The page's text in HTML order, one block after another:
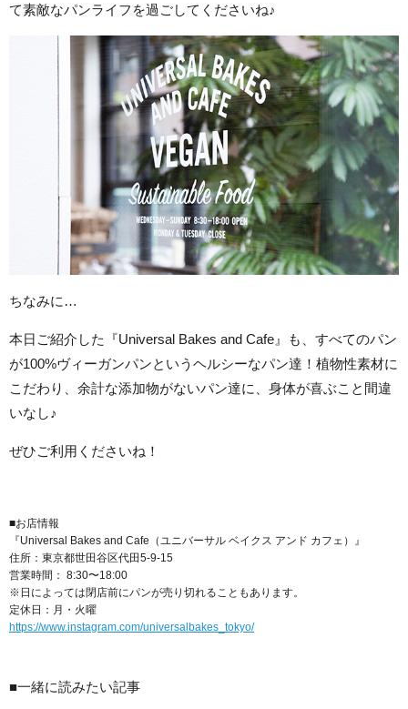
て素敵なパンライフを過ごしてくださいね♪
ちなみに…
本日ご紹介した『Universal Bakes and Cafe』も、すべてのパン
が100%ヴィーガンパンというヘルシーなパン達！植物性素材に
こだわり、余計な添加物がないパン達に、身体が喜ぶこと間違
いなし♪
ぜひご利用くださいね！
■お店情報
『Universal Bakes and Cafe（ユニバーサル ベイクス アンド カフェ）』
住所：東京都世田谷区代田5-9-15
営業時間： 8:30〜18:00
※日によっては閉店前にパンが売り切れることもあります。
定休日：月・火曜
https://www.instagram.com/universalbakes_tokyo/
■一緒に読みたい記事